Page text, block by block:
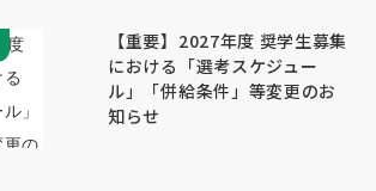
【重要】2027年度 奨学生募集
における「選考スケジュー
ル」「併給条件」等変更のお
知らせ